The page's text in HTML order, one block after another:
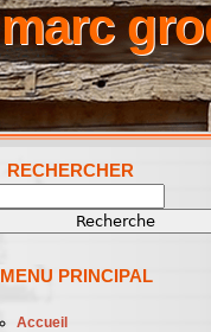
marc
RECHERCHER
MENU PRINCIPAL
Accueil